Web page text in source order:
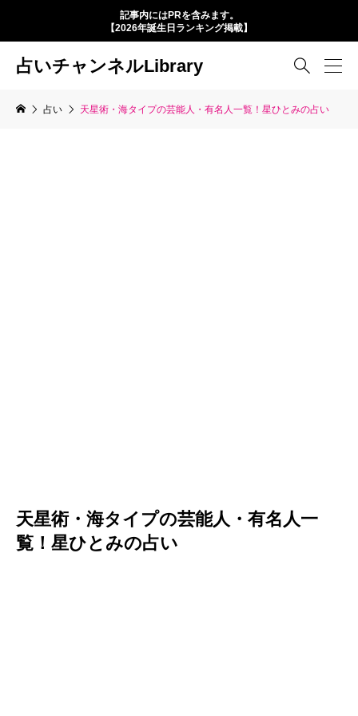
記事内にはPRを含みます。
【2026年誕生日ランキング掲載】
占いチャンネルLibrary 
占い 天星術・海タイプの芸能人・有名人一覧！星ひとみの占い
天星術・海タイプの芸能人・有名人一
覧！星ひとみの占い